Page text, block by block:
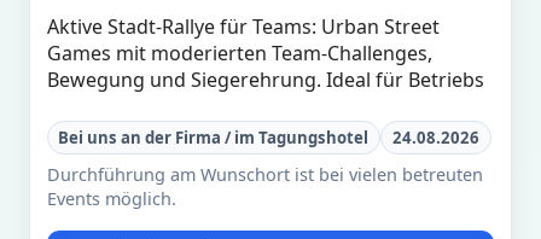
Aktive Stadt-Rallye für Teams: Urban Street
Games mit moderierten Team-Challenges,
Bewegung und Siegerehrung. Ideal für Betriebs
Bei uns an der Firma / im Tagungshotel 24.08.2026
Durchführung am Wunschort ist bei vielen betreuten
Events möglich.